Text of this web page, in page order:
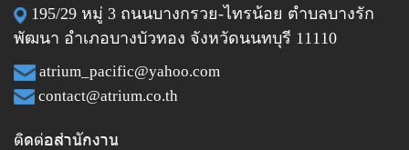
195/29 หมู่ 3 ถนนบางกรวย-ไทรน้อย ตำบลบางรัก
พัฒนา อำเภอบางบัวทอง จังหวัดนนทบุรี 11110
atrium_pacific@yahoo.com
contact@atrium.co.th
ติดต่อสำนักงาน